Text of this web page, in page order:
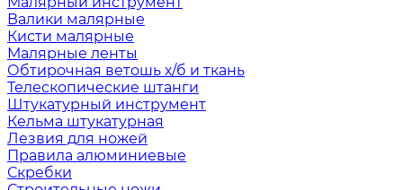
Валики малярные
Кисти малярные
Малярные ленты
Обтирочная ветошь х/б и ткань
Телескопические штанги
Штукатурный инструмент
Кельма штукатурная
Лезвия для ножей
Правила алюминиевые
Скребки